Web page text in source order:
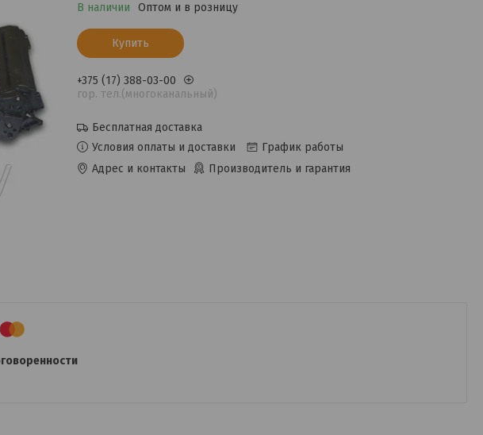
В наличии Оптом и в розницу
Купить
+375 (17) 388-03-00
гор. тел.(многоканальный)
Бесплатная доставка
Условия оплаты и доставки
График работы
Адрес и контакты
Производитель и гарантия